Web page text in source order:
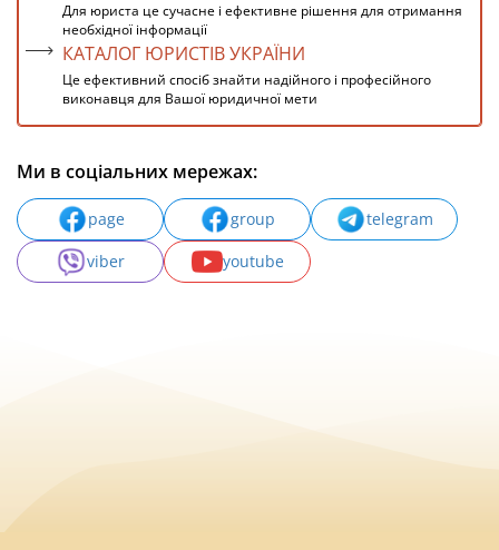
Для юриста це сучасне і ефективне рішення для отримання
необхідної інформації
КАТАЛОГ ЮРИСТІВ УКРАЇНИ
Це ефективний спосіб знайти надійного і професійного
виконавця для Вашої юридичної мети
Ми в соціальних мережах:
page group
telegram
viber
youtube